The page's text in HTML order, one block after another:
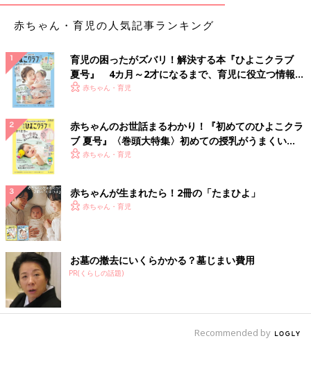
写真を貼ったらまわりをデコレーション！ ママの
コメントも忘れずに
――プロから見て、アルバムは何枚くらいのものがいいでしょう
か？
ページ枚数はお好みですが、テーマごとにアルバムを作るなら、
40ページくらいが見ていて楽しいと思います。
また、赤ちゃんの写真をレイアウトするうえで気を付けたいのが
目線です。左ページの目線が左向き、右ページの目線が右向きに
なっていると、見づらくなってしまいます。目線は、右ページも
左ページもセンターに向けるか、進行方向側に目線を揃えると、
自然な目の動きで見やすくなりますよ」。
――オシャレに仕上げるデコレーションのコツは？
「定番のシールやスタンプだけでなく、マスキングテープを使う
と簡単にセンスよく見えます。また、布やリボンを使うと、立体
的になってとてもオシャレですよ。麻生地をページ全面に貼っ
て、ボード風にしてもかわいいです。
テーマに合った象徴的なモチーフを、写真の余白やアルバムにデ
コレーションするといいですよ。手軽なのはシールですが、『初
めてのあんよ』だったら靴のイラストをママが描くのもいいです
赤ちゃん・育児の人気記事ランキング
育児の困ったがズバリ！解決する本『ひよこクラブ
夏号』 4カ月～2才になるまで、育児に役立つ情報が
いっぱい！
赤ちゃん・育児
赤ちゃんのお世話まるわかり！『初めてのひよこクラ
ブ 夏号』〈巻頭大特集〉初めての授乳がうまくい
く！ おっぱい・ミルクの基本と夏のトラブル 解決テ
赤ちゃん・育児
赤ちゃんが生まれたら！2冊の「たまひよ」
赤ちゃん・育児
お墓の撤去にいくらかかる？墓じまい費用
PR(くらしの話題)
Recommended by